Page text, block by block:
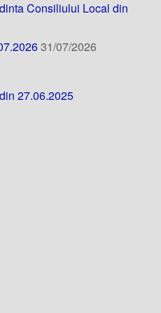
Consiliului Local din
31/07/2026
27.06.2025